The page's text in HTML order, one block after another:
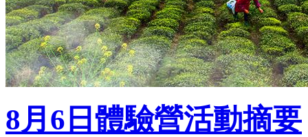
8月6日體驗營活動摘要